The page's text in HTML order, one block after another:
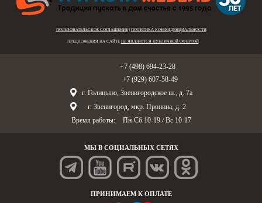
ПОЛЬЗОВАТЕЛЬСКОЕ СОГЛАШЕНИЕ| ПОЛИТИКА КОНФИДЕНЦИАЛЬНОСТИ
ПРЕДЛОЖЕНИЯ НА САЙТЕ НЕ ЯВЛЯЮТСЯ ПУБЛИЧНОЙ ОФЕРТОЙ
+7 (498) 694-23-28
+7 (929) 607-58-49
г. Голицыно, Звенигородское ш., д. 7а
г. Звенигород, мкр. Пронина, д. 2
Время работы:
Пн-Сб 10-19 / Вс 10-17
МЫ В СОЦИАЛЬНЫХ СЕТЯХ
ПРИНИМАЕМ К ОПЛАТЕ